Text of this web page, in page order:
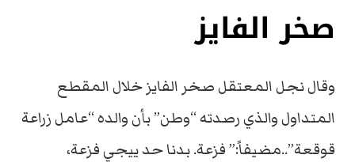
صخر الفايز
وقال نجل المعتقل صخر الفايز خلال المقطع
المتداول والذي رصدته “وطن” بأن والده “عامل زراعة
قوقعة”..مضيفاً:” فزعة. بدنا حد ييجي فزعة،